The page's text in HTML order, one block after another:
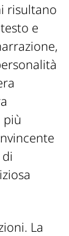
risultano
e
più
La